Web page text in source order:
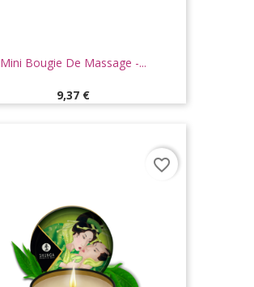
Mini Bougie De Massage -...
Prix
9,37 €
favorite_border